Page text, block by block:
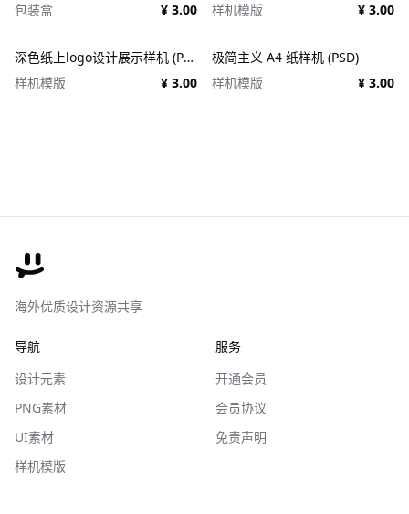
包装盒
¥ 3.00
样机模版
¥ 3.00
深色纸上logo设计展示样机 (PSD)
样机模版
¥ 3.00
极简主义 A4 纸样机 (PSD)
样机模版
¥ 3.00
海外优质设计资源共享
导航
设计元素
PNG素材
UI素材
样机模版
服务
开通会员
会员协议
免责声明